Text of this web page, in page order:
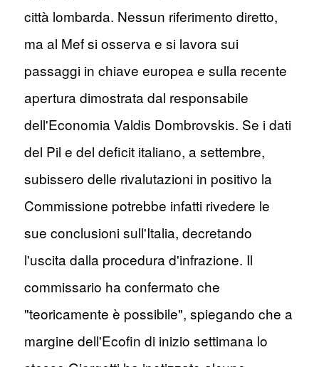
città lombarda. Nessun riferimento diretto,
ma al Mef si osserva e si lavora sui
passaggi in chiave europea e sulla recente
apertura dimostrata dal responsabile
dell'Economia Valdis Dombrovskis. Se i dati
del Pil e del deficit italiano, a settembre,
subissero delle rivalutazioni in positivo la
Commissione potrebbe infatti rivedere le
sue conclusioni sull'Italia, decretando
l'uscita dalla procedura d'infrazione. Il
commissario ha confermato che
"teoricamente è possibile", spiegando che a
margine dell'Ecofin di inizio settimana lo